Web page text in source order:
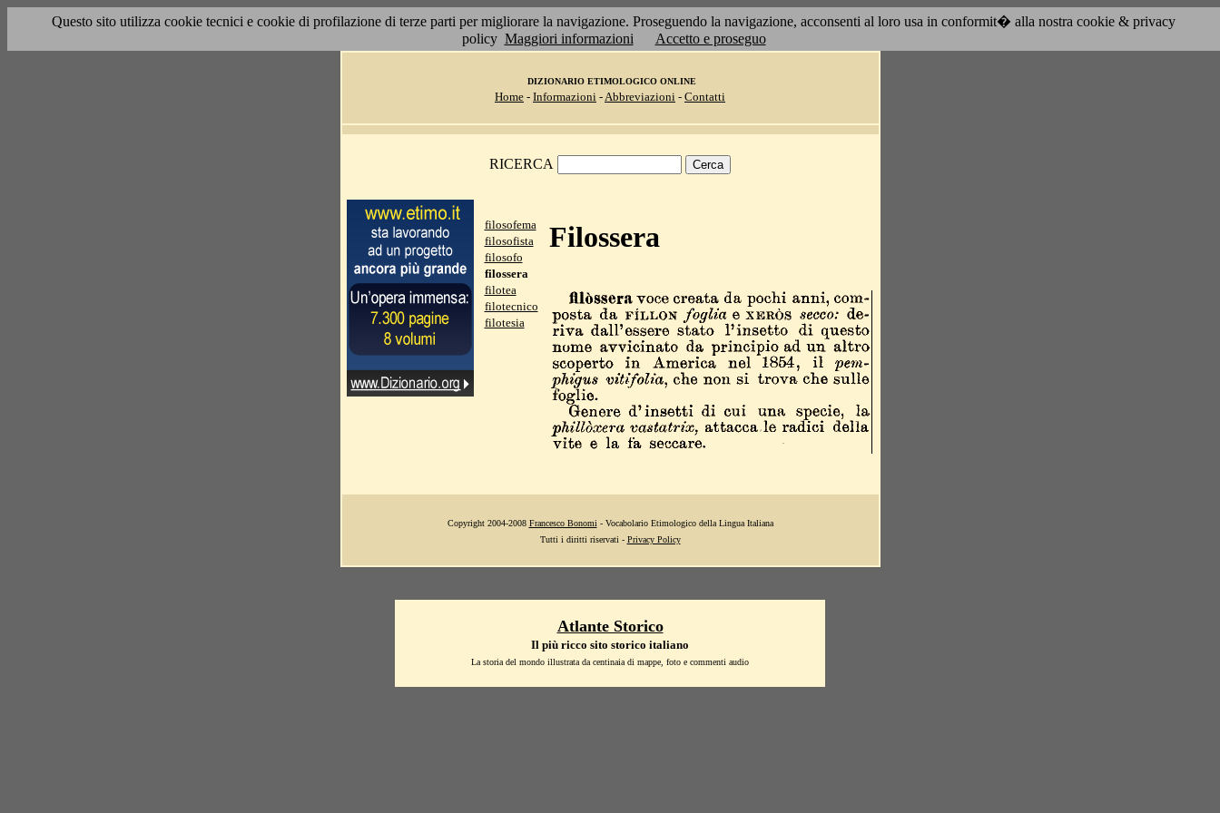
Questo sito utilizza cookie tecnici e cookie di profilazione di terze parti per migliorare la navigazione. Proseguendo la navigazione, acconsenti al loro usa in conformit� alla nostra cookie & privacy
policy Maggiori informazioni Accetto e proseguo
DIZIONARIO ETIMOLOGICO ONLINE
Home - Informazioni -Abbreviazioni - Contatti
RICERCA
filosofema
filosofista
filosofo
filossera
filotea
filotecnico
filotesia
Filossera
Copyright 2004-2008 Francesco Bonomi - Vocabolario Etimologico della Lingua Italiana
Tutti i diritti riservati - Privacy Policy
Atlante Storico
Il più ricco sito storico italiano
La storia del mondo illustrata da centinaia di mappe, foto e commenti audio